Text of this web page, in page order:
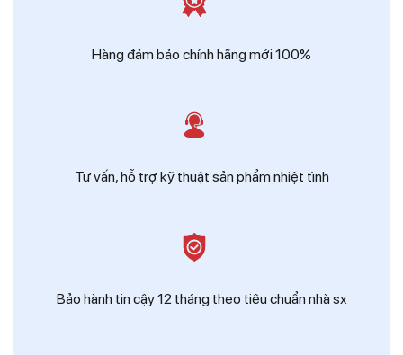
Hàng đảm bảo chính hãng mới 100%
Tư vấn, hỗ trợ kỹ thuật sản phẩm nhiệt tình
Bảo hành tin cậy 12 tháng theo tiêu chuẩn nhà sx